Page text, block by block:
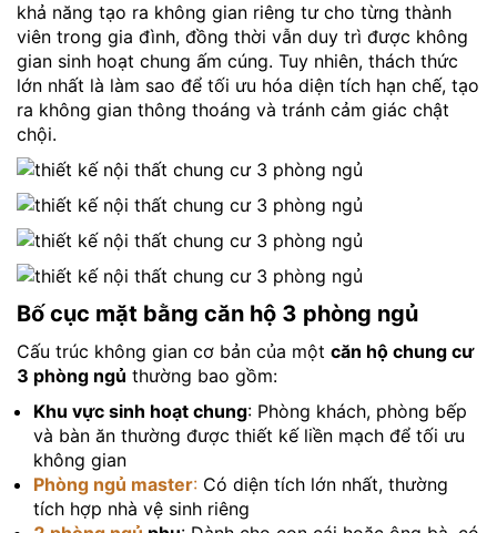
khả năng tạo ra không gian riêng tư cho từng thành
viên trong gia đình, đồng thời vẫn duy trì được không
gian sinh hoạt chung ấm cúng. Tuy nhiên, thách thức
lớn nhất là làm sao để tối ưu hóa diện tích hạn chế, tạo
ra không gian thông thoáng và tránh cảm giác chật
chội.
Bố cục mặt bằng căn hộ 3 phòng ngủ
Cấu trúc không gian cơ bản của một căn hộ chung cư
3 phòng ngủ thường bao gồm:
Khu vực sinh hoạt chung: Phòng khách, phòng bếp
và bàn ăn thường được thiết kế liền mạch để tối ưu
không gian
Phòng ngủ master: Có diện tích lớn nhất, thường
tích hợp nhà vệ sinh riêng